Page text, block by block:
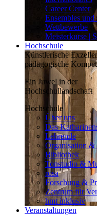
Career Center
Ensembles und
Wettbewerbe
Meisterkurse |
Hochschule
Künstlerische
pädagogische
Ein Juwel in der
Hochschullandschaft
Hochschule
Über uns
Das
Lehrende
Organisation &
Bibliothek
Tonstudio &
rosa
Forschung &
Zentrum für
hmt inklusiv
Veranstaltungen